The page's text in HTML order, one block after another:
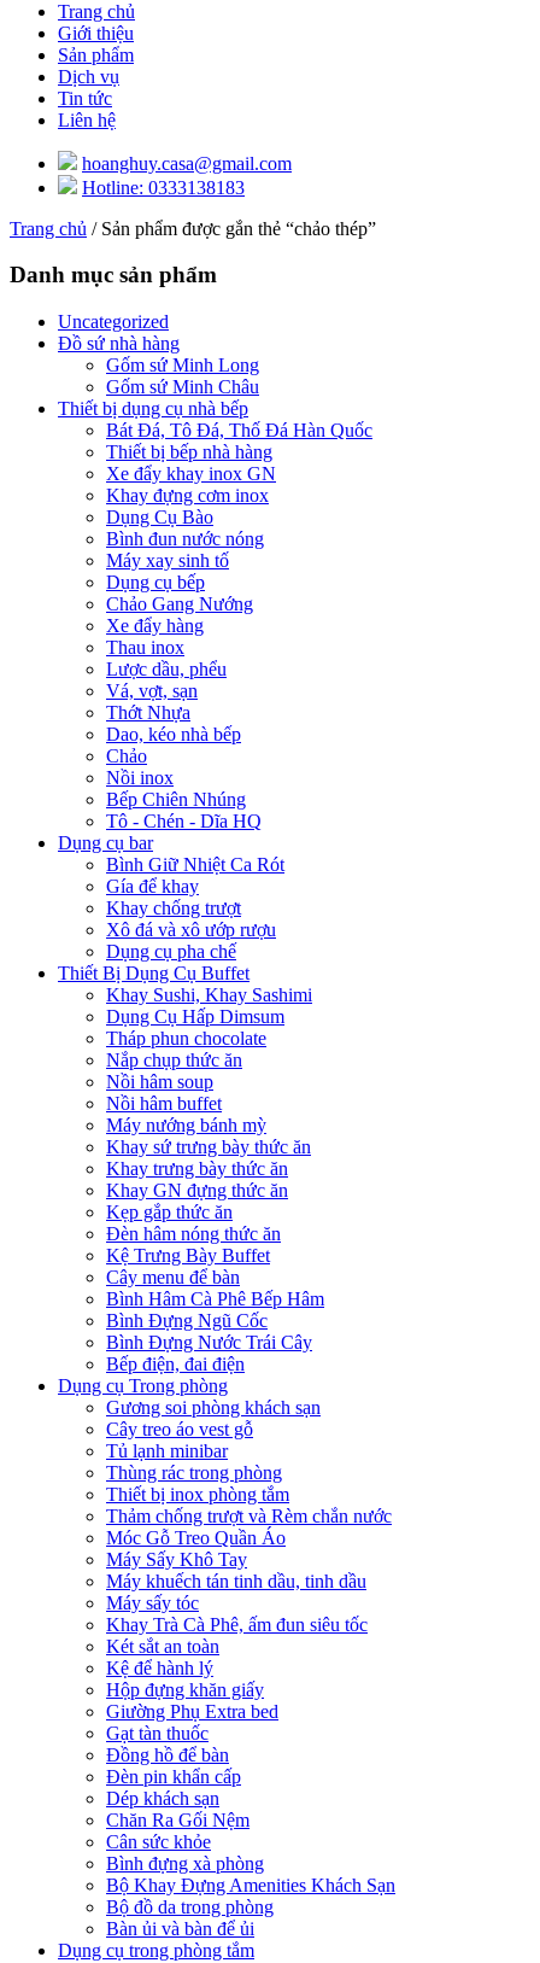
Trang chủ
Giới thiệu
Sản phẩm
Dịch vụ
Tin tức
Liên hệ
hoanghuy.casa@gmail.com
Hotline: 0333138183
Trang chủ / Sản phẩm được gắn thẻ “chảo thép”
Danh mục sản phẩm
Uncategorized
Đồ sứ nhà hàng
Gốm sứ Minh Long
Gốm sứ Minh Châu
Thiết bị dụng cụ nhà bếp
Bát Đá, Tô Đá, Thố Đá Hàn Quốc
Thiết bị bếp nhà hàng
Xe đẩy khay inox GN
Khay đựng cơm inox
Dụng Cụ Bào
Bình đun nước nóng
Máy xay sinh tố
Dụng cụ bếp
Chảo Gang Nướng
Xe đẩy hàng
Thau inox
Lược dầu, phểu
Vá, vợt, sạn
Thớt Nhựa
Dao, kéo nhà bếp
Chảo
Nồi inox
Bếp Chiên Nhúng
Tô - Chén - Dĩa HQ
Dụng cụ bar
Bình Giữ Nhiệt Ca Rót
Gía để khay
Khay chống trượt
Xô đá và xô ướp rượu
Dụng cụ pha chế
Thiết Bị Dụng Cụ Buffet
Khay Sushi, Khay Sashimi
Dụng Cụ Hấp Dimsum
Tháp phun chocolate
Nắp chụp thức ăn
Nồi hâm soup
Nồi hâm buffet
Máy nướng bánh mỳ
Khay sứ trưng bày thức ăn
Khay trưng bày thức ăn
Khay GN đựng thức ăn
Kẹp gắp thức ăn
Đèn hâm nóng thức ăn
Kệ Trưng Bày Buffet
Cây menu để bàn
Bình Hâm Cà Phê Bếp Hâm
Bình Đựng Ngũ Cốc
Bình Đựng Nước Trái Cây
Bếp điện, đai điện
Dụng cụ Trong phòng
Gương soi phòng khách sạn
Cây treo áo vest gỗ
Tủ lạnh minibar
Thùng rác trong phòng
Thiết bị inox phòng tắm
Thảm chống trượt và Rèm chắn nước
Móc Gỗ Treo Quần Áo
Máy Sấy Khô Tay
Máy khuếch tán tinh dầu, tinh dầu
Máy sấy tóc
Khay Trà Cà Phê, ấm đun siêu tốc
Két sắt an toàn
Kệ để hành lý
Hộp đựng khăn giấy
Giường Phụ Extra bed
Gạt tàn thuốc
Đồng hồ để bàn
Đèn pin khẩn cấp
Dép khách sạn
Chăn Ra Gối Nệm
Cân sức khỏe
Bình đựng xà phòng
Bộ Khay Đựng Amenities Khách Sạn
Bộ đồ da trong phòng
Bàn ủi và bàn để ủi
Dụng cụ trong phòng tắm